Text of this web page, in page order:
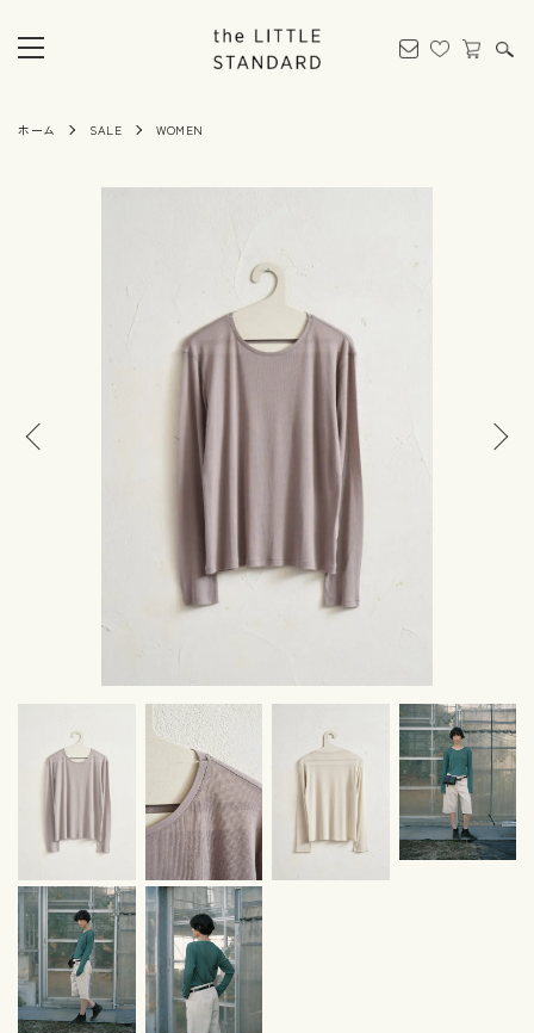
ホーム SALE WOMEN